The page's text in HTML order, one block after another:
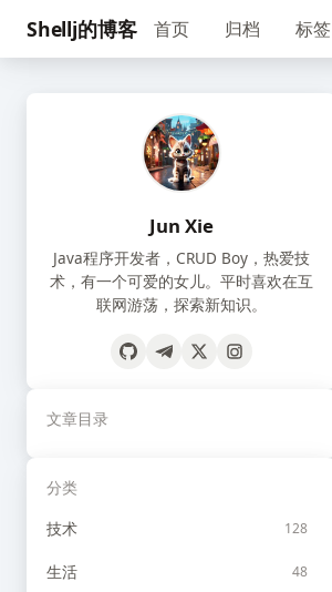
Shellj的博客 首页 归档 标签
Jun Xie
Java程序开发者，CRUD Boy，热爱技
术，有一个可爱的女儿。平时喜欢在互
联网游荡，探索新知识。
文章目录
分类
技术
128
生活 48